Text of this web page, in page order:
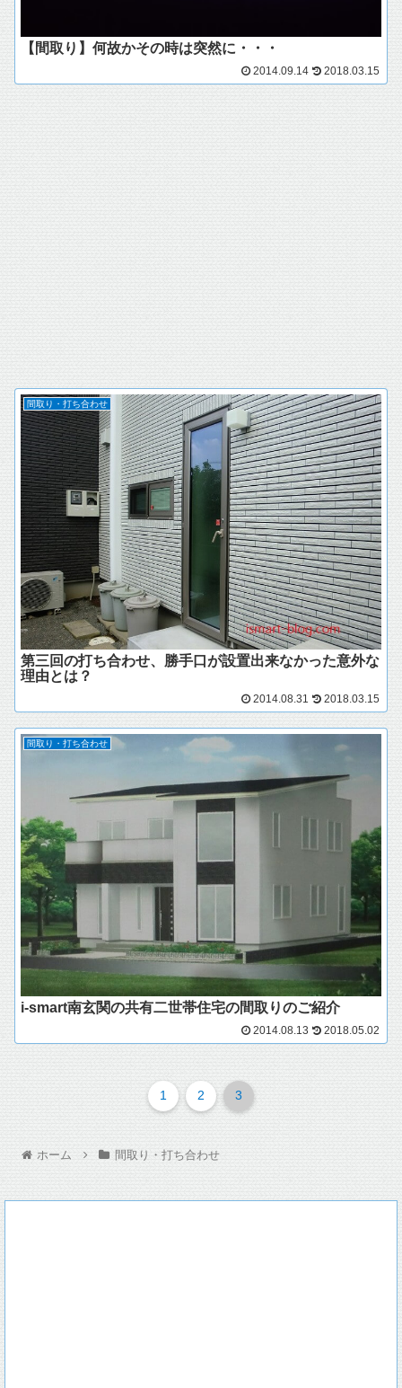
【間取り】何故かその時は突然に・・・
2014.09.14 2018.03.15
間取り・打ち合わせ
第三回の打ち合わせ、勝手口が設置出来なかった意外な
理由とは？
2014.08.31 2018.03.15
間取り・打ち合わせ
i-smart南玄関の共有二世帯住宅の間取りのご紹介
2014.08.13 2018.05.02
1 2 3
ホーム 間取り・打ち合わせ